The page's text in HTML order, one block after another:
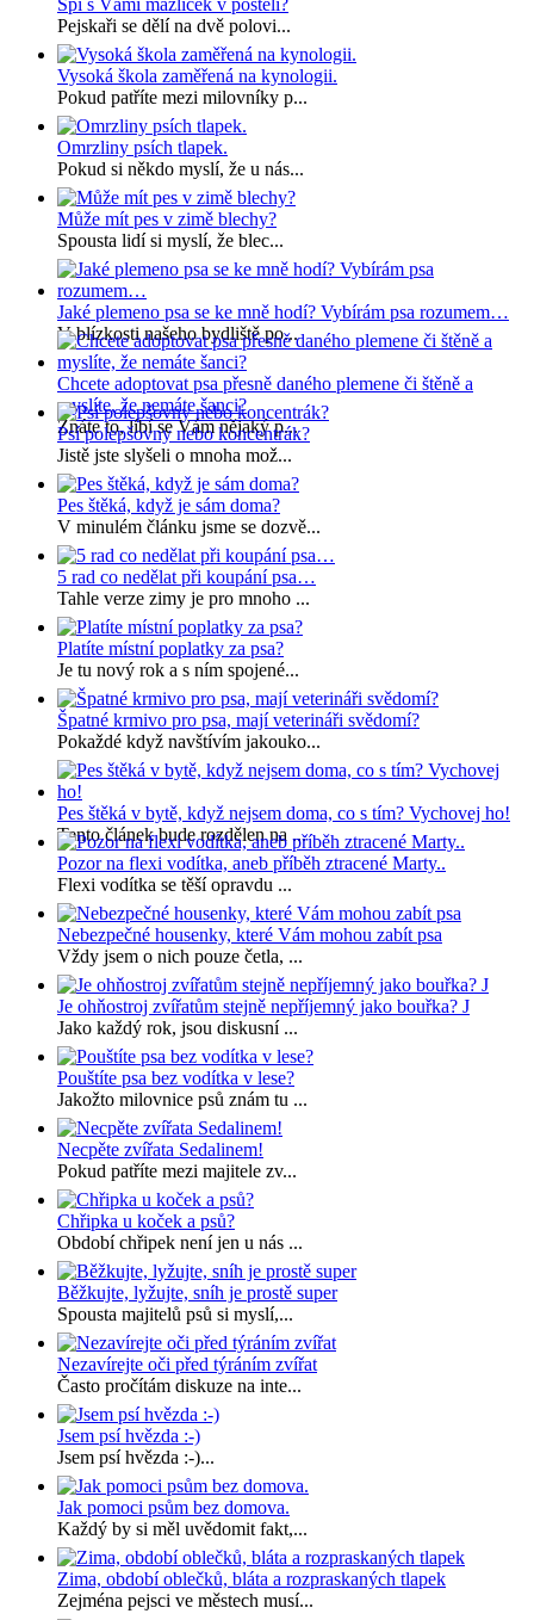
Pejskaři se dělí na dvě polovi...
Vysoká škola zaměřená na kynologii.
Pokud patříte mezi milovníky p...
Omrzliny psích tlapek.
Pokud si někdo myslí, že u nás...
Může mít pes v zimě blechy?
Spousta lidí si myslí, že blec...
Jaké plemeno psa se ke mně hodí? Vybírám psa rozumem…
V blízkosti našeho bydliště po...
Chcete adoptovat psa přesně daného plemene či štěně a
myslíte, že nemáte šanci?
Znáte to, líbí se Vám nějaký p...
Psí polepšovny nebo koncentrák?
Jistě jste slyšeli o mnoha mož...
Pes štěká, když je sám doma?
V minulém článku jsme se dozvě...
5 rad co nedělat při koupání psa…
Tahle verze zimy je pro mnoho ...
Platíte místní poplatky za psa?
Je tu nový rok a s ním spojené...
Špatné krmivo pro psa, mají veterináři svědomí?
Pokaždé když navštívím jakouko...
Pes štěká v bytě, když nejsem doma, co s tím? Vychovej ho!
Tento článek bude rozdělen na ...
Pozor na flexi vodítka, aneb příběh ztracené Marty..
Flexi vodítka se těší opravdu ...
Nebezpečné housenky, které Vám mohou zabít psa
Vždy jsem o nich pouze četla, ...
Je ohňostroj zvířatům stejně nepříjemný jako bouřka? J
Jako každý rok, jsou diskusní ...
Pouštíte psa bez vodítka v lese?
Jakožto milovnice psů znám tu ...
Necpěte zvířata Sedalinem!
Pokud patříte mezi majitele zv...
Chřipka u koček a psů?
Období chřipek není jen u nás ...
Běžkujte, lyžujte, sníh je prostě super
Spousta majitelů psů si myslí,...
Nezavírejte oči před týráním zvířat
Často pročítám diskuze na inte...
Jsem psí hvězda :-)
Jsem psí hvězda :-)...
Jak pomoci psům bez domova.
Každý by si měl uvědomit fakt,...
Zima, období oblečků, bláta a rozpraskaných tlapek
Zejména pejsci ve městech musí...